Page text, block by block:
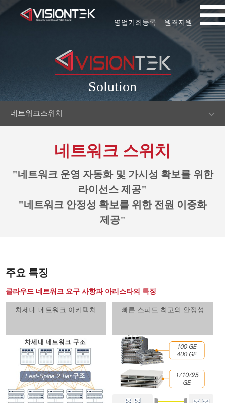
원격지원
영업기회등록
Solution
네트워크스위치
네트워크 스위치
"네트워크 운영 자동화 및 가시성 확보를 위한
라이선스 제공"
"네트워크 안정성 확보를 위한 전원 이중화
제공"
주요 특징
클라우드 네트워크 요구 사항과 아리스타의 특징
차세대 네트워크 아키텍처 빠른 스피드 최고의 안정성